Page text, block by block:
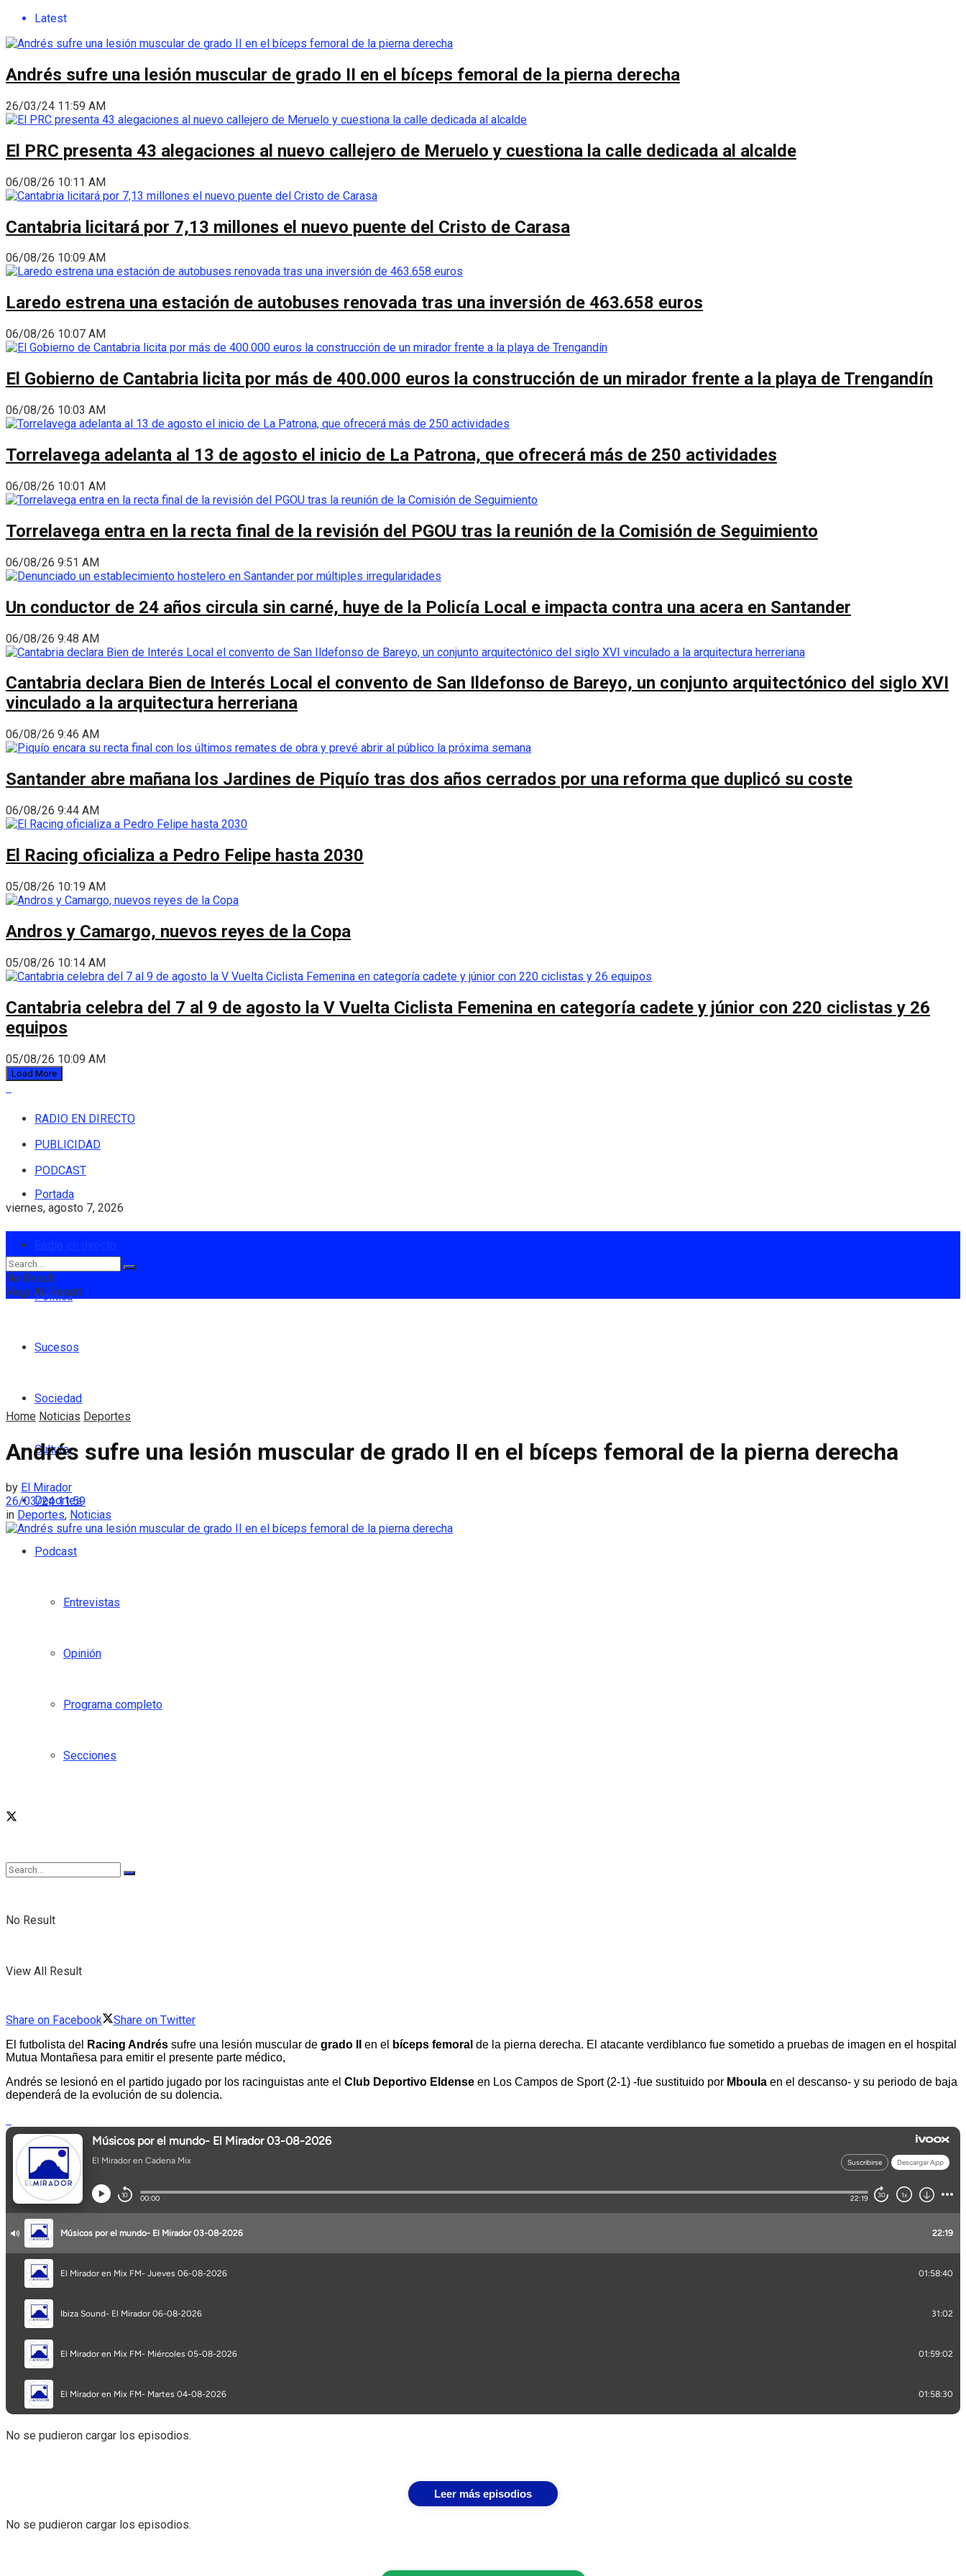
Latest
Andrés sufre una lesión muscular de grado II en el bíceps femoral de la pierna derecha
26/03/24 11:59 AM
El PRC presenta 43 alegaciones al nuevo callejero de Meruelo y cuestiona la calle dedicada al alcalde
06/08/26 10:11 AM
Cantabria licitará por 7,13 millones el nuevo puente del Cristo de Carasa
06/08/26 10:09 AM
Laredo estrena una estación de autobuses renovada tras una inversión de 463.658 euros
06/08/26 10:07 AM
El Gobierno de Cantabria licita por más de 400.000 euros la construcción de un mirador frente a la playa de Trengandín
06/08/26 10:03 AM
Torrelavega adelanta al 13 de agosto el inicio de La Patrona, que ofrecerá más de 250 actividades
06/08/26 10:01 AM
Torrelavega entra en la recta final de la revisión del PGOU tras la reunión de la Comisión de Seguimiento
06/08/26 9:51 AM
Un conductor de 24 años circula sin carné, huye de la Policía Local e impacta contra una acera en Santander
06/08/26 9:48 AM
Cantabria declara Bien de Interés Local el convento de San Ildefonso de Bareyo, un conjunto arquitectónico del siglo XVI
vinculado a la arquitectura herreriana
06/08/26 9:46 AM
Santander abre mañana los Jardines de Piquío tras dos años cerrados por una reforma que duplicó su coste
06/08/26 9:44 AM
El Racing oficializa a Pedro Felipe hasta 2030
05/08/26 10:19 AM
Andros y Camargo, nuevos reyes de la Copa
05/08/26 10:14 AM
Cantabria celebra del 7 al 9 de agosto la V Vuelta Ciclista Femenina en categoría cadete y júnior con 220 ciclistas y 26
equipos
05/08/26 10:09 AM
Load More
RADIO EN DIRECTO
PUBLICIDAD
PODCAST
viernes, agosto 7, 2026
Portada
Política
Sucesos
Sociedad
Cultura
Deportes
Podcast
Entrevistas
Opinión
Programa completo
Secciones
No Result
View All Result
No Result
View All Result
Home Noticias Deportes
Andrés sufre una lesión muscular de grado II en el bíceps femoral de la pierna derecha
by El Mirador
26/03/24 11:59
in Deportes, Noticias
Share on Facebook Share on Twitter
El futbolista del Racing Andrés sufre una lesión muscular de grado II en el bíceps femoral de la pierna derecha. El atacante verdiblanco fue sometido a pruebas de imagen en el hospital
Mutua Montañesa para emitir el presente parte médico,
Andrés se lesionó en el partido jugado por los racinguistas ante el Club Deportivo Eldense en Los Campos de Sport (2-1) -fue sustituido por Mboula en el descanso- y su periodo de baja
dependerá de la evolución de su dolencia.
No se pudieron cargar los episodios.
Leer más episodios
No se pudieron cargar los episodios.